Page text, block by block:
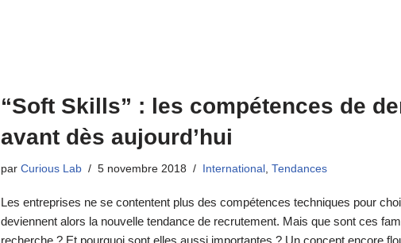
“Soft Skills” : les compétences de
avant dès aujourd’hui
par Curious Lab 5 novembre 2018 International , Tendances
Les entreprises ne se contentent plus des compétences techniques pour
deviennent alors la nouvelle tendance de recrutement. Mais que sont ces